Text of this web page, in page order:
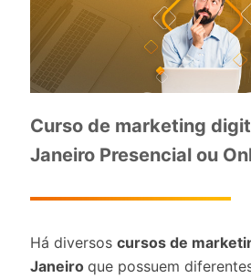
Curso de marketing
Janeiro Presencial ou
Há diversos cursos de
Janeiro que possuem